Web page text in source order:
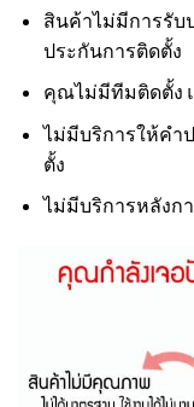
สินค้าไม่มีการรับ
ประกันการติดตั้ง
คุณไม่มีทีมติดตั้ง
ไม่มีบริการให้คำ
ตั้ง
ไม่มีบริการหลังก